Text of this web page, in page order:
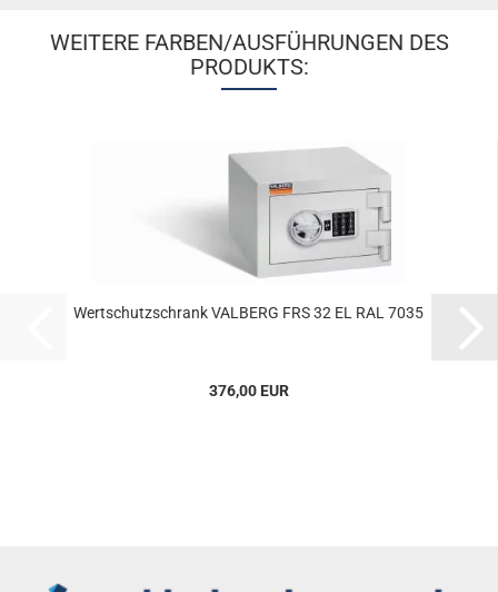
WEITERE FARBEN/AUSFÜHRUNGEN DES
PRODUKTS:
Wert­schutz­schrank VAL­BERG FRS 32 EL RAL 7035
376,00 EUR